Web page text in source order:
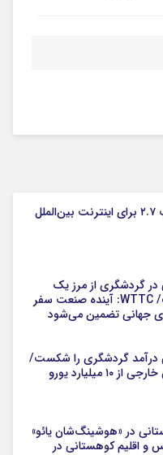
ماجرای اعمال ضریب ۲.۷ برای اینترنت بین‌الملل
در گردشگری از مرز یک
تریلیون دلار گذشت/ WTTC: آینده صنعت سفر
جهانی تضمین می‌شود
درآمد گردشگری را شکست/
هزینه‌کرد گردشگران خارجی از ۱۰ میلیارد یورو
در «هوشینگ‌شان یائو»
و اقلیم کوهستانی در